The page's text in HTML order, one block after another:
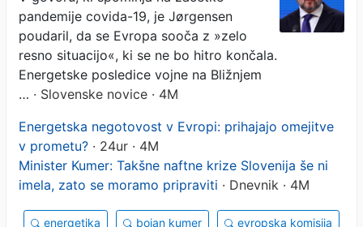
pandemije covida-19, je Jørgensen
poudaril, da se Evropa sooča z »zelo
resno situacijo«, ki se ne bo hitro končala.
Energetske posledice vojne na Bližnjem
… · Slovenske novice · 4M
Energetska negotovost v Evropi: prihajajo omejitve
v prometu? · 24ur · 4M
Minister Kumer: Takšne naftne krize Slovenija še ni
imela, zato se moramo pripraviti · Dnevnik · 4M
energetika bojan kumer evropska komisija